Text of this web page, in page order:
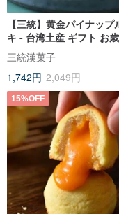
【三統】黄金パイナップ
キ - 台湾土産 ギフト お
元 お年賀
三統漢菓子
1,742円 2,049円
15%OFF